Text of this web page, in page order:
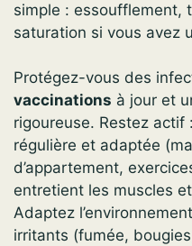
simple : essoufflement,
saturation si vous avez
Protégez-vous des
vaccinations à jour et
rigoureuse. Restez actif
régulière et adaptée
d’appartement,
entretient les muscles
Adaptez
irritants (fumée,